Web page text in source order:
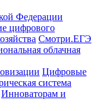
Федерации
цифрового
Смотри.ЕГЭ
облачная
Цифровые
система
Инноваторам и